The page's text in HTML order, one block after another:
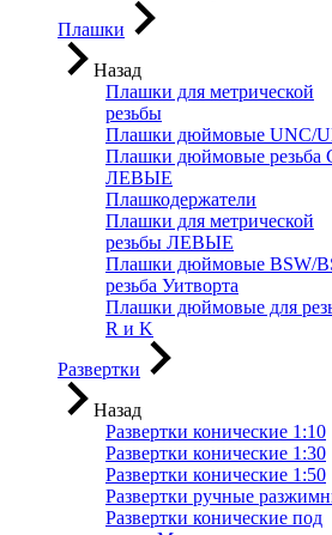
Плашки
Назад
Плашки для метрической
резьбы
Плашки дюймовые UNC/
Плашки дюймовые резьба
ЛЕВЫЕ
Плашкодержатели
Плашки для метрической
резьбы ЛЕВЫЕ
Плашки дюймовые BSW/
резьба Уитворта
Плашки дюймовые для
R и K
Развертки
Назад
Развертки конические 1:10
Развертки конические 1:30
Развертки конические 1:50
Развертки ручные
Развертки конические под